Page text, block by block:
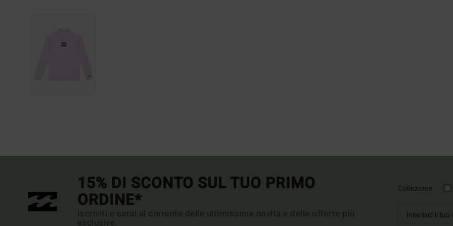
15% DI SCONTO SUL TUO PRIMO
ORDINE*
Iscriviti e sarai al corrente delle ultimissime novità e delle offerte più
esclusive.
Collezione